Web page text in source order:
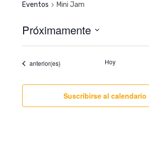
Eventos Mini Jam
Próximamente
S
c
Eventos
anterior(es) Hoy
Suscribirse al calendario